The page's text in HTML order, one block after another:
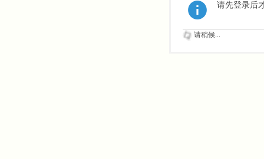
请先登录后
请稍候...